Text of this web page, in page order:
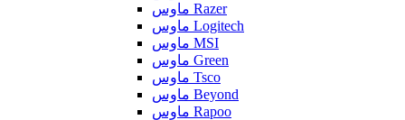
ماوس Razer
ماوس Logitech
ماوس MSI
ماوس Green
ماوس Tsco
ماوس Beyond
ماوس Rapoo